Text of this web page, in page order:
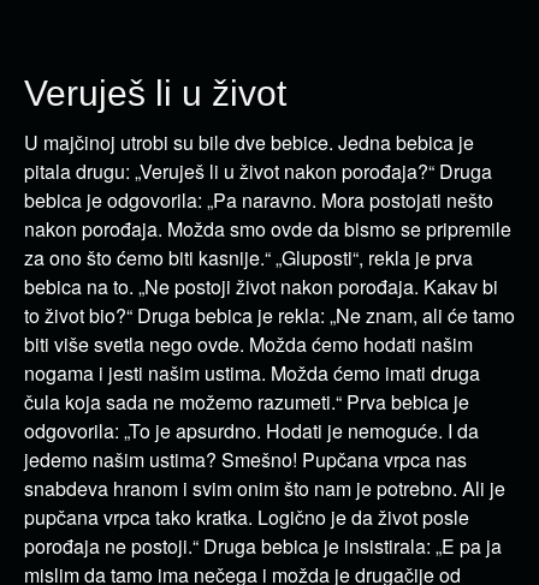
Veruješ li u život
U majčinoj utrobi su bile dve bebice. Jedna bebica je
pitala drugu: „Veruješ li u život nakon porođaja?“ Druga
bebica je odgovorila: „Pa naravno. Mora postojati nešto
nakon porođaja. Možda smo ovde da bismo se pripremile
za ono što ćemo biti kasnije.“ „Gluposti“, rekla je prva
bebica na to. „Ne postoji život nakon porođaja. Kakav bi
to život bio?“ Druga bebica je rekla: „Ne znam, ali će tamo
biti više svetla nego ovde. Možda ćemo hodati našim
nogama i jesti našim ustima. Možda ćemo imati druga
čula koja sada ne možemo razumeti.“ Prva bebica je
odgovorila: „To je apsurdno. Hodati je nemoguće. I da
jedemo našim ustima? Smešno! Pupčana vrpca nas
snabdeva hranom i svim onim što nam je potrebno. Ali je
pupčana vrpca tako kratka. Logično je da život posle
porođaja ne postoji.“ Druga bebica je insistirala: „E pa ja
mislim da tamo ima nečega i možda je drugačije od